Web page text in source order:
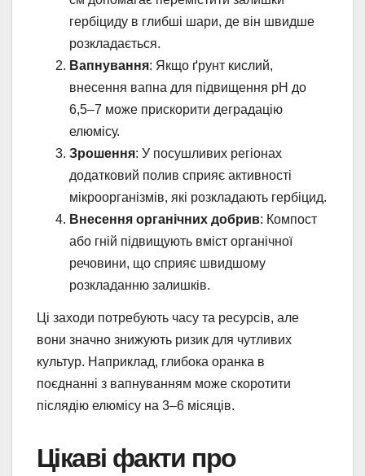
гербіциду в глибші шари, де він швидше
розкладається.
Вапнування: Якщо ґрунт кислий,
внесення вапна для підвищення pH до
6,5–7 може прискорити деградацію
елюмісу.
Зрошення: У посушливих регіонах
додатковий полив сприяє активності
мікроорганізмів, які розкладають гербіцид.
Внесення органічних добрив: Компост
або гній підвищують вміст органічної
речовини, що сприяє швидшому
розкладанню залишків.
Ці заходи потребують часу та ресурсів, але
вони значно знижують ризик для чутливих
культур. Наприклад, глибока оранка в
поєднанні з вапнуванням може скоротити
післядію елюмісу на 3–6 місяців.
Цікаві факти про